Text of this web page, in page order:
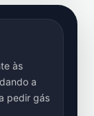
às
a
pedir gás